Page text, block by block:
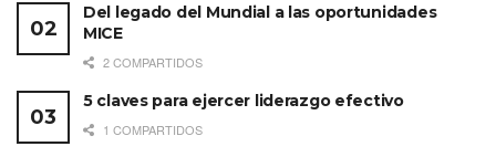
Del legado del Mundial a las oportunidades
MICE
2 COMPARTIDOS
5 claves para ejercer liderazgo efectivo
1 COMPARTIDOS